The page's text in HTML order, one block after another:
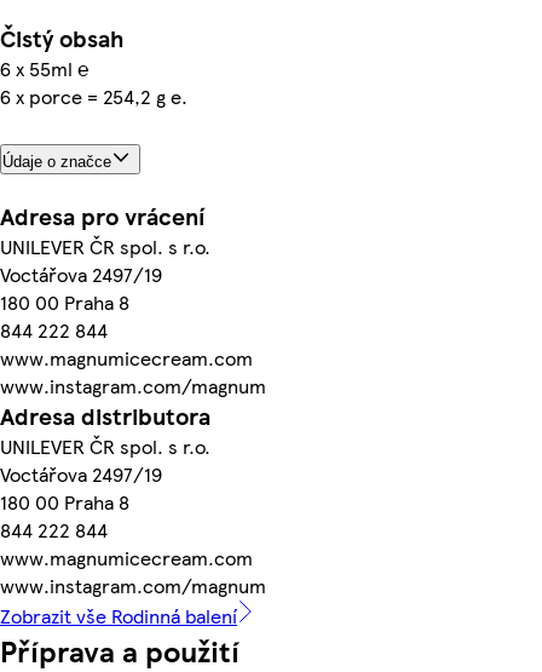
Čistý obsah
6 x 55ml ℮
6 x porce = 254,2 g e.
Údaje o značce
Adresa pro vrácení
UNILEVER ČR spol. s r.o.
Voctářova 2497/19
180 00 Praha 8
844 222 844
www.magnumicecream.com
www.instagram.com/magnum
Adresa distributora
UNILEVER ČR spol. s r.o.
Voctářova 2497/19
180 00 Praha 8
844 222 844
www.magnumicecream.com
www.instagram.com/magnum
Zobrazit vše Rodinná balení
Příprava a použití